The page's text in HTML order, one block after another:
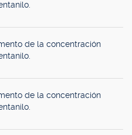
de la concentración
de la concentración